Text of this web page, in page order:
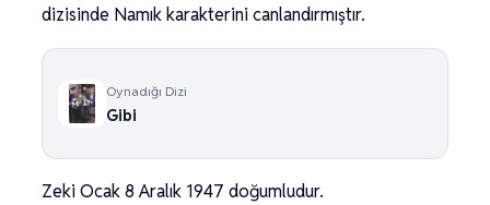
dizisinde Namık karakterini canlandırmıştır.
Oynadığı Dizi
Gibi
Zeki Ocak 8 Aralık 1947 doğumludur.